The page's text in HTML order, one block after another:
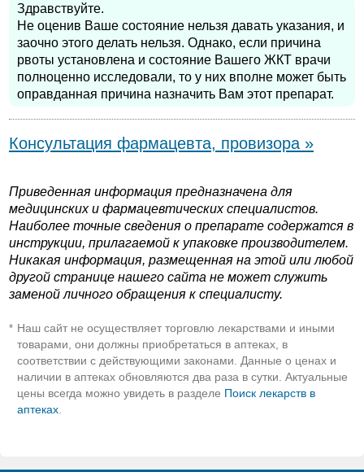
Здравствуйте.
Не оценив Ваше состояние нельзя давать указания, и
заочно этого делать нельзя. Однако, если причина
рвоты установлена и состояние Вашего ЖКТ врачи
полноценно исследовали, то у них вполне может быть
оправданная причина назначить Вам этот препарат.
Консультация фармацевта, провизора »
Приведенная информация предназначена для
медицинских и фармацевтических специалистов.
Наиболее точные сведения о препарате содержатся в
инструкции, прилагаемой к упаковке производителем.
Никакая информация, размещенная на этой или любой
другой странице нашего сайта не может служить
заменой личного обращения к специалисту.
* Наш сайт не осуществляет торговлю лекарствами и иными
товарами, они должны приобретаться в аптеках, в
соответствии с действующими законами. Данные о ценах и
наличии в аптеках обновляются два раза в сутки. Актуальные
цены всегда можно увидеть в разделе Поиск лекарств в
аптеках.